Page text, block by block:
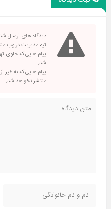
دیدگاه های ارسال
تیم مدیریت در وب
پیام هایی که حاوی
شد.
پیام هایی که به غیر
منتشر نخواهد شد.